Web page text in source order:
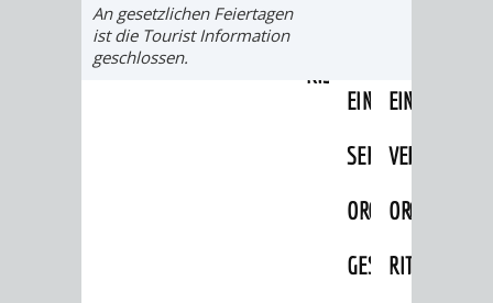
RISSET
EINRICHTUNGEN
ORTSVEREINE
GESCHICHTE
An gesetzlichen Feiertagen
ist die Tourist Information
geschlossen.